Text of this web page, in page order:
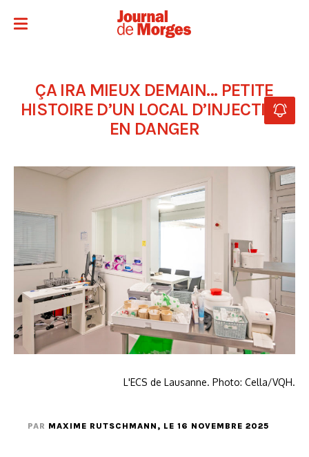
ÇA IRA MIEUX DEMAIN… PETITE
HISTOIRE D’UN LOCAL D’INJECTION
EN DANGER
L'ECS de Lausanne. Photo: Cella/VQH.
PAR MAXIME RUTSCHMANN , LE 16 NOVEMBRE 2025